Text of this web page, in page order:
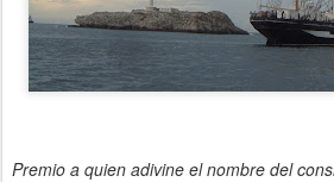
Premio a quien adivine el nombre del